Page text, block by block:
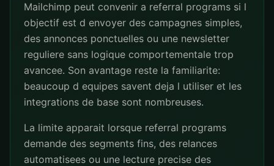
Mailchimp peut convenir a referral programs si l
objectif est d envoyer des campagnes simples,
des annonces ponctuelles ou une newsletter
reguliere sans logique comportementale trop
avancee. Son avantage reste la familiarite:
beaucoup d equipes savent deja l utiliser et les
integrations de base sont nombreuses.
La limite apparait lorsque referral programs
demande des segments fins, des relances
automatisees ou une lecture precise des